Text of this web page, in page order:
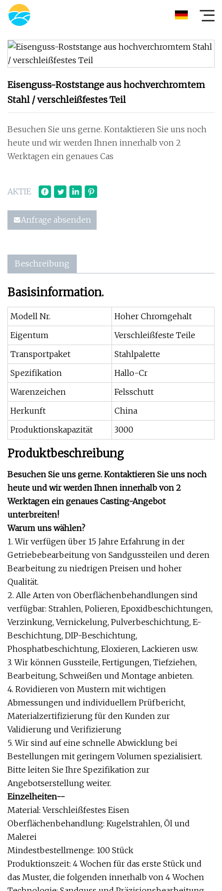
Eisenguss-Roststange aus hochverchromtem
Stahl / verschleißfestes Teil
Besuchen Sie uns gerne. Kontaktieren Sie uns noch
heute und wir werden Ihnen innerhalb von 2
Werktagen ein genaues Cas
AKTIE
Anfrage absenden
Beschreibung
Basisinformation.
Modell Nr.
Hoher Chromgehalt
Eigentum
Verschleißfeste Teile
Transportpaket
Stahlpalette
Spezifikation
Hallo-Cr
Warenzeichen
Felsschutt
Herkunft
China
Produktionskapazität
3000
Produktbeschreibung
Besuchen Sie uns gerne. Kontaktieren Sie uns noch
heute und wir werden Ihnen innerhalb von 2
Werktagen ein genaues Casting-Angebot
unterbreiten!
Warum uns wählen?
1. Wir verfügen über 15 Jahre Erfahrung in der
Getriebebearbeitung von Sandgussteilen und deren
Bearbeitung zu niedrigen Preisen und hoher
Qualität.
2. Alle Arten von Oberflächenbehandlungen sind
verfügbar: Strahlen, Polieren, Epoxidbeschichtungen,
Verzinkung, Vernickelung, Pulverbeschichtung, E-
Beschichtung, DIP-Beschichtung,
Phosphatbeschichtung, Eloxieren, Lackieren usw.
3. Wir können Gussteile, Fertigungen, Tiefziehen,
Bearbeitung, Schweißen und Montage anbieten.
4. Rovidieren von Mustern mit wichtigen
Abmessungen und individuellem Prüfbericht,
Materialzertifizierung für den Kunden zur
Validierung und Verifizierung
5. Wir sind auf eine schnelle Abwicklung bei
Bestellungen mit geringem Volumen spezialisiert.
Bitte leiten Sie Ihre Spezifikation zur
Angebotserstellung weiter.
Einzelheiten--
Material: Verschleißfestes Eisen
Oberflächenbehandlung: Kugelstrahlen, Öl und
Malerei
Mindestbestellmenge: 100 Stück
Produktionszeit: 4 Wochen für das erste Stück und
das Muster, die folgenden innerhalb von 4 Wochen